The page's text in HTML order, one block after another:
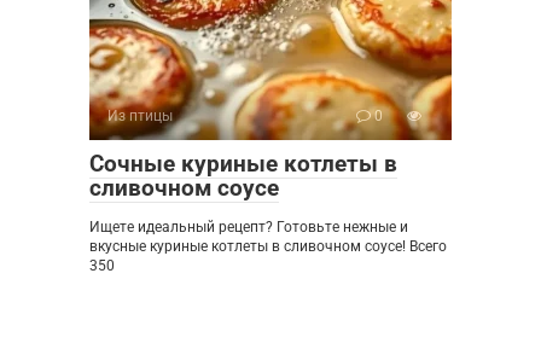
Из птицы 0
Сочные куриные котлеты в
сливочном соусе
Ищете идеальный рецепт? Готовьте нежные и
вкусные куриные котлеты в сливочном соусе! Всего
350